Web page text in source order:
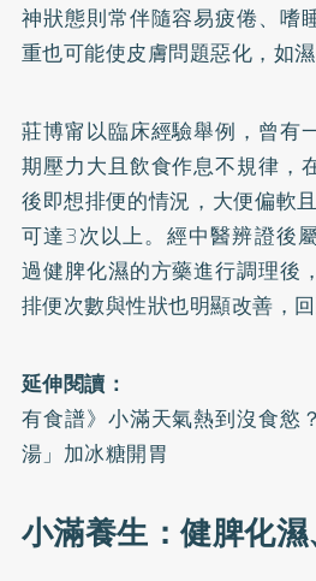
神狀態則常伴隨容易疲倦、嗜
重也可能使皮膚問題惡化，如
莊博甯以臨床經驗舉例，曾有
期壓力大且飲食作息不規律，
後即想排便的情況，大便偏軟
可達3次以上。經中醫辨證後
過健脾化濕的方藥進行調理後
排便次數與性狀也明顯改善，
延伸閱讀：
有食譜》小滿天氣熱到沒食慾
湯」加冰糖開胃
小滿養生：健脾化